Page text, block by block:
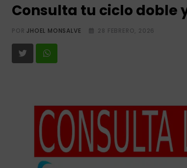
Consulta tu ciclo doble
PORJHOEL MONSALVE 28 FEBRERO, 2026